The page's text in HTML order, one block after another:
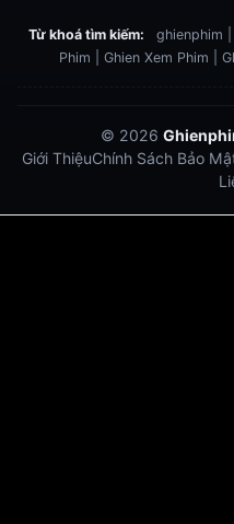
Từ khoá tìm kiếm:
ghienphim |
Phim | Ghien Xem Phim |
© 2026
Giới ThiệuChính Sách Bảo